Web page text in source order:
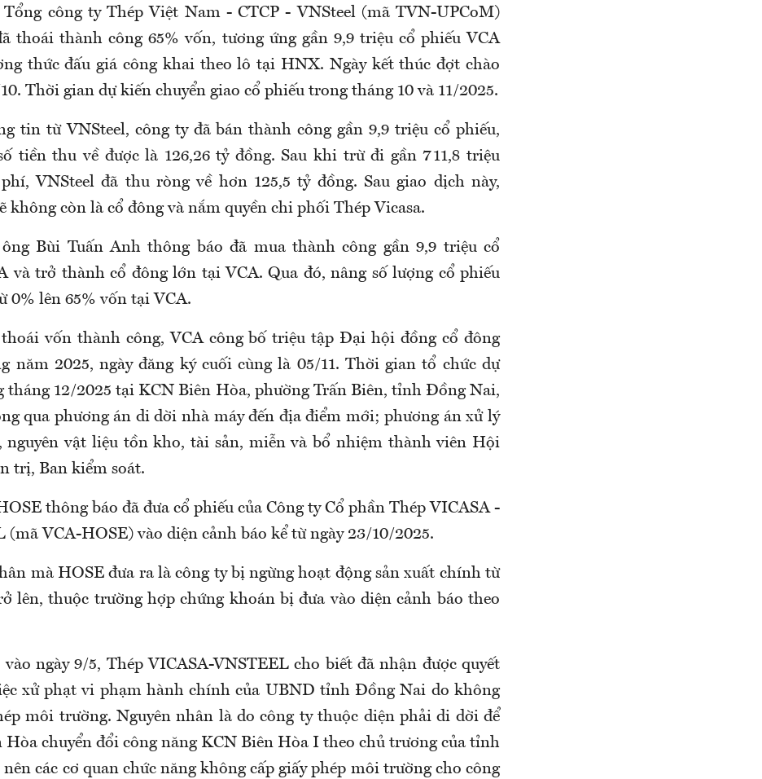
Tổng công ty Thép Việt Nam - CTCP - VNSteel (mã TVN-UPCoM)
thoái thành công 65% vốn, tương ứng gần 9,9 triệu cổ phiếu VCA
thức đấu giá công khai theo lô tại HNX. Ngày kết thúc đợt chào
Thời gian dự kiến chuyển giao cổ phiếu trong tháng 10 và 11/2025.
tin từ VNSteel, công ty đã bán thành công gần 9,9 triệu cổ phiếu,
tiền thu về được là 126,26 tỷ đồng. Sau khi trừ đi gần 711,8 triệu
VNSteel đã thu ròng về hơn 125,5 tỷ đồng. Sau giao dịch này,
không còn là cổ đông và nắm quyền chi phối Thép Vicasa.
Bùi Tuấn Anh thông báo đã mua thành công gần 9,9 triệu cổ
và trở thành cổ đông lớn tại VCA. Qua đó, nâng số lượng cổ phiếu
0% lên 65% vốn tại VCA.
thoái vốn thành công, VCA công bố triệu tập Đại hội đồng cổ đông
năm 2025, ngày đăng ký cuối cùng là 05/11. Thời gian tổ chức dự
tháng 12/2025 tại KCN Biên Hòa, phường Trấn Biên, tỉnh Đồng Nai,
qua phương án di dời nhà máy đến địa điểm mới; phương án xử lý
nguyên vật liệu tồn kho, tài sản, miễn và bổ nhiệm thành viên Hội
trị, Ban kiểm soát.
thông báo đã đưa cổ phiếu của Công ty Cổ phần Thép VICASA -
(mã VCA-HOSE) vào diện cảnh báo kể từ ngày 23/10/2025.
mà HOSE đưa ra là công ty bị ngừng hoạt động sản xuất chính từ
lên, thuộc trường hợp chứng khoán bị đưa vào diện cảnh báo theo
ngày 9/5, Thép VICASA-VNSTEEL cho biết đã nhận được quyết
xử phạt vi phạm hành chính của UBND tỉnh Đồng Nai do không
môi trường. Nguyên nhân là do công ty thuộc diện phải di dời để
Hòa chuyển đổi công năng KCN Biên Hòa I theo chủ trương của tỉnh
các cơ quan chức năng không cấp giấy phép môi trường cho công